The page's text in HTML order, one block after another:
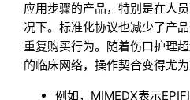
应用步骤的产品，特别是在人
况下。标准化协议也减少了产
重复购买行为。随着伤口护理
的临床网络，操作契合变得尤为
例如，MIMEDX表示